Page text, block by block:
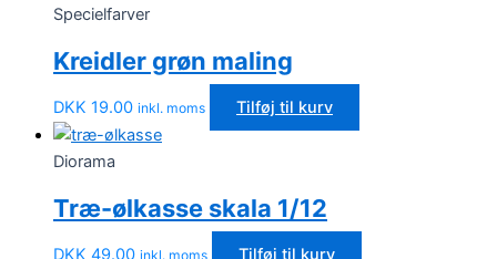
Specielfarver
Kreidler grøn maling
DKK 19.00 inkl. moms Tilføj til kurv
Diorama
Træ-ølkasse skala 1/12
inkl. moms